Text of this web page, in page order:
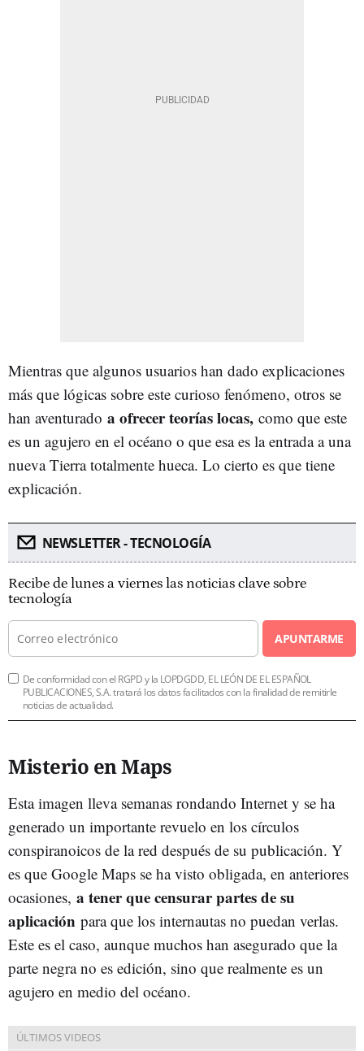
Mientras que algunos usuarios han dado explicaciones
más que lógicas sobre este curioso fenómeno, otros se
han aventurado a ofrecer teorías locas, como que este
es un agujero en el océano o que esa es la entrada a una
nueva Tierra totalmente hueca. Lo cierto es que tiene
explicación.
NEWSLETTER - TECNOLOGÍA
Recibe de lunes a viernes las noticias clave sobre
tecnología
APUNTARME
De conformidad con el RGPD y la LOPDGDD, EL LEÓN DE EL ESPAÑOL
PUBLICACIONES, S.A. tratará los datos facilitados con la finalidad de remitirle
noticias de actualidad.
Misterio en Maps
Esta imagen lleva semanas rondando Internet y se ha
generado un importante revuelo en los círculos
conspiranoicos de la red después de su publicación. Y
es que Google Maps se ha visto obligada, en anteriores
ocasiones, a tener que censurar partes de su
aplicación para que los internautas no puedan verlas.
Este es el caso, aunque muchos han asegurado que la
parte negra no es edición, sino que realmente es un
agujero en medio del océano.